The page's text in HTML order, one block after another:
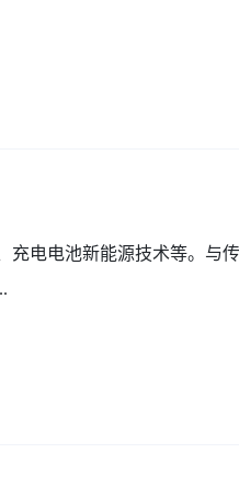
充电电池新能源技术等。与